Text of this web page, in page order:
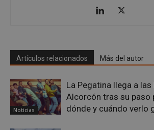
Artículos relacionados Más del autor
Noticias
La Pegatina llega a
Alcorcón tras su paso
dónde y cuándo verlo